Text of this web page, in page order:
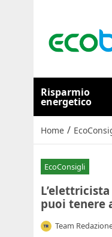
Risparmio
energetico
Home /
EcoConsigli
puoi tenere
Team